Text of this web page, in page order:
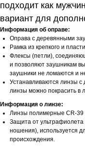
подходит как
вариант для
Информация об оправе:
Оправа с деревянными
Рамка из крепкого и
Флексы (петли),
и позволяют заушникам
заушники не ломаются и
Устанавливаются линзы
линзы можно покрасить в
Информация о линзе:
Линзы полимерные CR-39
Защита от ультрафиолета
ношения), используется
происхождения.